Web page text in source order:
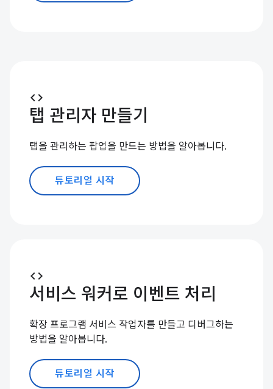
code
탭 관리자 만들기
탭을 관리하는 팝업을 만드는 방법을 알아봅니다.
튜토리얼 시작
code
서비스 워커로 이벤트 처리
확장 프로그램 서비스 작업자를 만들고 디버그하는
방법을 알아봅니다.
튜토리얼 시작